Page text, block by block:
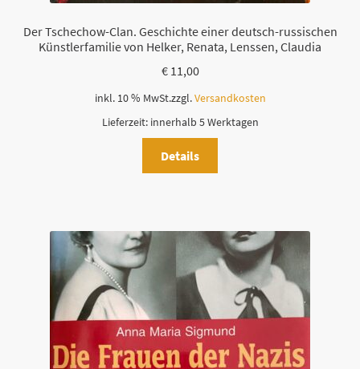
Der Tschechow-Clan. Geschichte einer deutsch-russischen
Künstlerfamilie von Helker, Renata, Lenssen, Claudia
€11,00
inkl. 10 % MwSt.zzgl.Versandkosten
Lieferzeit: innerhalb 5 Werktagen
Details